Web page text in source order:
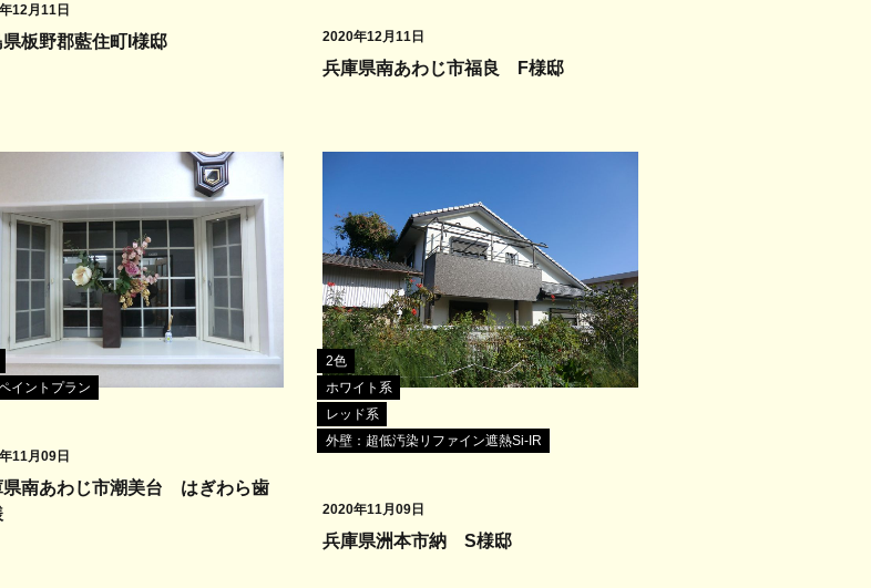
12月11日
県板野郡藍住町I様邸 2020年12月11日
兵庫県南あわじ市福良 F様邸
イントプラン
11月09日
県南あわじ市潮美台 はぎわら歯
2色
ホワイト系
レッド系
外壁：超低汚染リファイン遮熱Si-IR
2020年11月09日
兵庫県洲本市納 S様邸